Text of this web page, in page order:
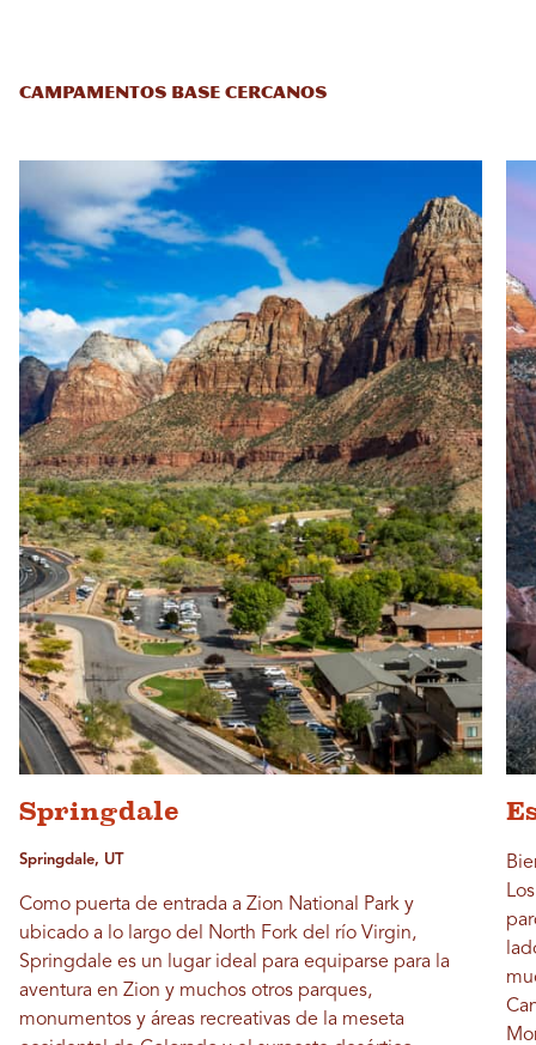
CAMPAMENTOS BASE CERCANOS
Springdale
Springdale, UT
Como puerta de entrada a Zion National Park y
ubicado a lo largo del North Fork del río Virgin,
Springdale es un lugar ideal para equiparse para la
aventura en Zion y muchos otros parques,
monumentos y áreas recreativas de la meseta